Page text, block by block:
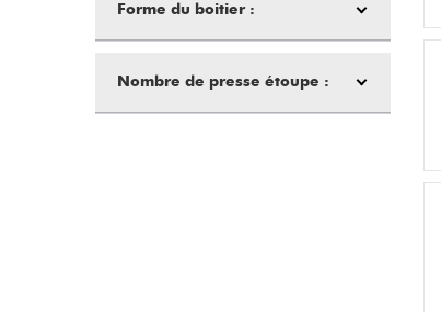
Forme du boitier :
Nombre de presse étoupe :